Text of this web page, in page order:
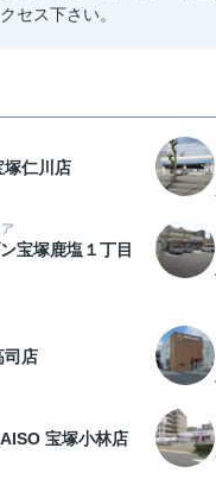
セス下さい。
塚仁川店
宝塚鹿塩１丁目
司店
宝塚小林店